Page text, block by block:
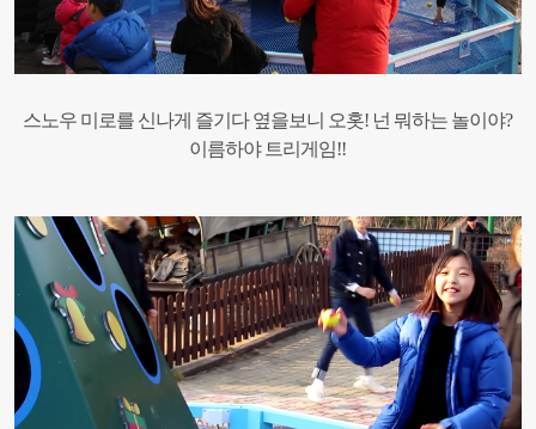
스노우 미로를 신나게 즐기다 옆을보니 오홋! 넌 뭐하는 놀이야?
이름하야 트리게임!!